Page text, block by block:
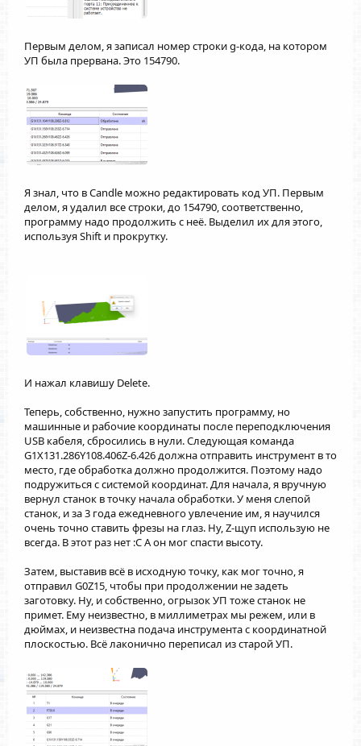
Первым делом, я записал номер строки g-кода, на котором
УП была прервана. Это 154790.
Я знал, что в Candle можно редактировать код УП. Первым
делом, я удалил все строки, до 154790, соответственно,
программу надо продолжить с неё. Выделил их для этого,
используя Shift и прокрутку.
И нажал клавишу Delete.
Теперь, собственно, нужно запустить программу, но
машинные и рабочие координаты после переподключения
USB кабеля, сбросились в нули. Следующая команда
G1X131.286Y108.406Z-6.426 должна отправить инструмент в то
место, где обработка должно продолжится. Поэтому надо
подружиться с системой координат. Для начала, я вручную
вернул станок в точку начала обработки. У меня слепой
станок, и за 3 года ежедневного увлечение им, я научился
очень точно ставить фрезы на глаз. Ну, Z-щуп использую не
всегда. В этот раз нет :С А он мог спасти высоту.
Затем, выставив всё в исходную точку, как мог точно, я
отправил G0Z15, чтобы при продолжении не задеть
заготовку. Ну, и собственно, огрызок УП тоже станок не
примет. Ему неизвестно, в миллиметрах мы режем, или в
дюймах, и неизвестна подача инструмента с координатной
плоскостью. Всё лаконично переписал из старой УП.